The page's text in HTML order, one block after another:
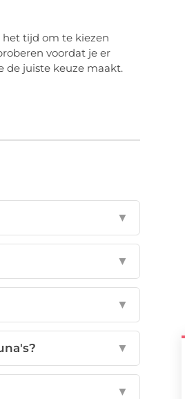
het tijd om te kiezen
voordat je er
de juiste keuze maakt.
▼
▼
▼
▼
▼